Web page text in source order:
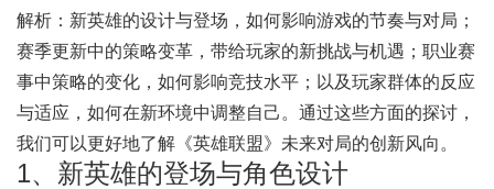
解析：新英雄的设计与登场，如何影响游戏的节奏与对局；
赛季更新中的策略变革，带给玩家的新挑战与机遇；职业赛
事中策略的变化，如何影响竞技水平；以及玩家群体的反应
与适应，如何在新环境中调整自己。通过这些方面的探讨，
我们可以更好地了解《英雄联盟》未来对局的创新风向。
1、新英雄的登场与角色设计